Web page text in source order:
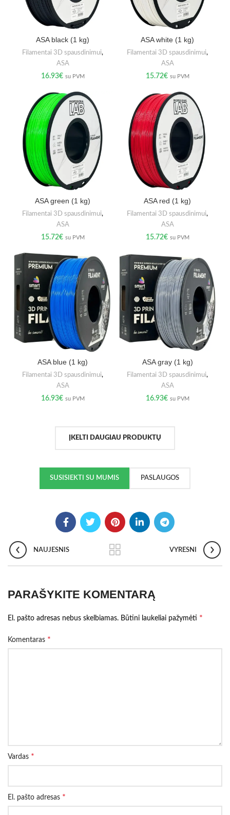
ASA black (1 kg)
Filamentai 3D spausdinimui,
ASA
16.93€ su PVM
ASA white (1 kg)
Filamentai 3D spausdinimui,
ASA
15.72€ su PVM
ASA green (1 kg)
Filamentai 3D spausdinimui,
ASA
15.72€ su PVM
ASA red (1 kg)
Filamentai 3D spausdinimui,
ASA
15.72€ su PVM
ASA blue (1 kg)
Filamentai 3D spausdinimui,
ASA
16.93€ su PVM
ASA gray (1 kg)
Filamentai 3D spausdinimui,
ASA
16.93€ su PVM
ĮKELTI DAUGIAU PRODUKTŲ
SUSISIEKTI SU MUMIS PASLAUGOS
NAUJESNIS VYRESNI
PARAŠYKITE KOMENTARĄ
El. pašto adresas nebus skelbiamas. Būtini laukeliai pažymėti *
Komentaras *
Vardas *
El. pašto adresas *